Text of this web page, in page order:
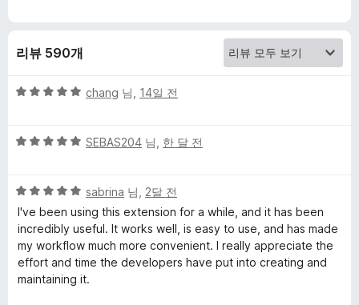
리
뷰
에
점
리뷰 590개
5
점
점
chang 님, 14일 전
5
점
에
5
점
SEBAS204 님, 한 달 전
5
점
만
점
에
5
sabrina 님, 2달 전
I've been using this extension for a while, and it has been
incredibly useful. It works well, is easy to use, and has made
my workflow much more convenient. I really appreciate the
effort and time the developers have put into creating and
maintaining it.